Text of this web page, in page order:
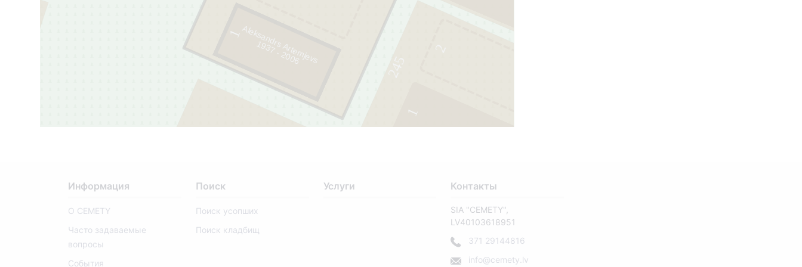
247
245
1
2
1Aleksandrs Artemjevs
1937-200
6
Информация
О CEMETY
Часто задаваемые
вопросы
События
Поиск
Поиск усопших
Поиск кладбищ
Услуги Контакты
SIA "CEMETY",
LV40103618951
371 29144816
info@cemety.lv